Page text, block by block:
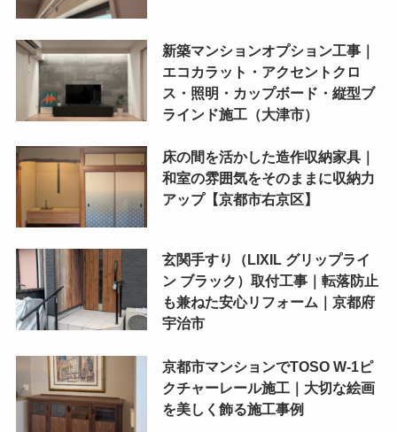
新築マンションオプション工事｜
エコカラット・アクセントクロ
ス・照明・カップボード・縦型ブ
ラインド施工（大津市）
床の間を活かした造作収納家具｜
和室の雰囲気をそのままに収納力
アップ【京都市右京区】
玄関手すり（LIXIL グリップライ
ン ブラック）取付工事｜転落防止
も兼ねた安心リフォーム｜京都府
宇治市
京都市マンションでTOSO W-1ピ
クチャーレール施工｜大切な絵画
を美しく飾る施工事例